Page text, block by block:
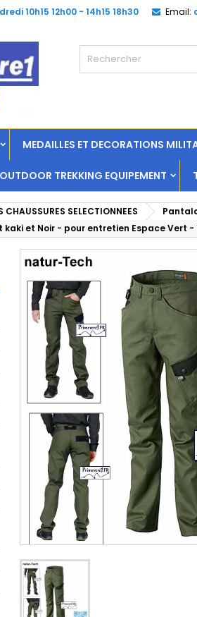
10h15 12h00 - 14h15 18h30 Email:
MEDAILLES ET DECORATIONS
OUTDOOR TREKKING EQUIPEMENT
CHAUSSURES SELECTIONNEES
et Noir - pour entretien Espace Vert -